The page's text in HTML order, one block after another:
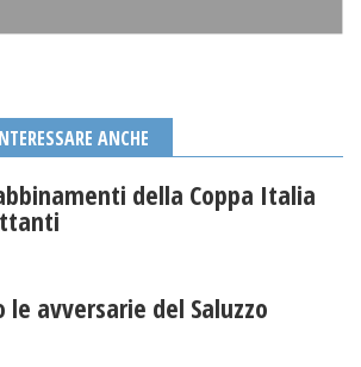
ANCHE
della Coppa Italia
le avversarie del Saluzzo